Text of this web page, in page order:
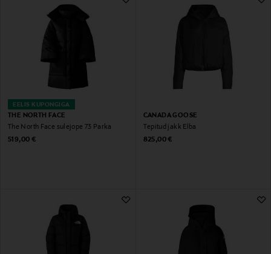
EELIS KUPONGIGA
THE NORTH FACE
The North Face sulejope 73 Parka
Original Price
519,00 €
CANADA GOOSE
Tepitud jakk Elba
Original Price
825,00 €